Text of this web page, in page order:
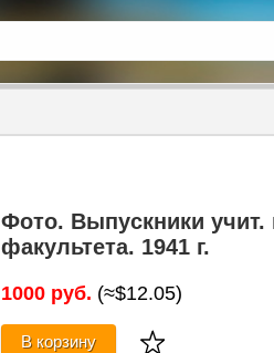
Фото. Выпускники учит.
факультета. 1941 г.
1000 руб. (≈$12.05)
В корзину